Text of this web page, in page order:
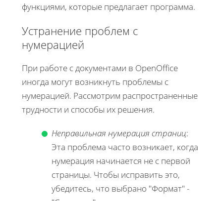
функциями, которые предлагает программа.
Устранение проблем с
нумерацией
При работе с документами в OpenOffice
иногда могут возникнуть проблемы с
нумерацией. Рассмотрим распространенные
трудности и способы их решения.
Неправильная нумерация страниц:
Эта проблема часто возникает, когда
нумерация начинается не с первой
страницы. Чтобы исправить это,
убедитесь, что выбрано "Формат" -